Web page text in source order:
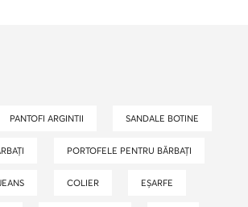
PANTOFI ARGINTII SANDALE BOTINE
PORTOFELE PENTRU BĂRBAȚI
COLIER EȘARFE